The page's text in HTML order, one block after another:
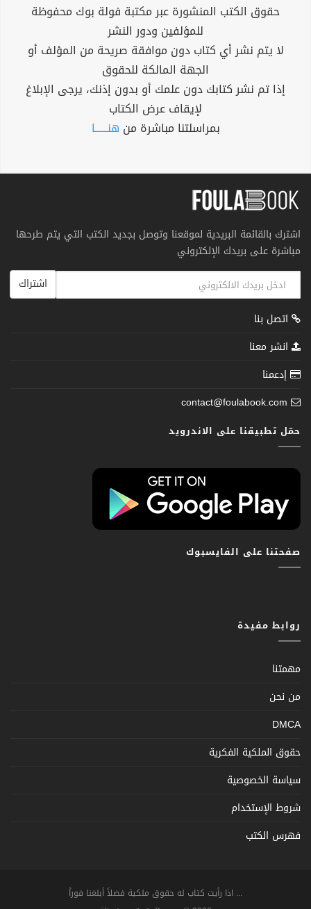
حقوق الكتب المنشورة عبر مكتبة فولة بوك محفوظة
للمؤلفين ودور النشر
لا يتم نشر أي كتاب دون موافقة صريحة من المؤلف أو
الجهة المالكة للحقوق
إذا تم نشر كتابك دون علمك أو بدون إذنك، يرجى الإبلاغ
لإيقاف عرض الكتاب
بمراسلتنا مباشرة من هنــــــا
اشترك بالقائمة البريدية لموقعنا وتوصل بجديد الكتب التي يتم طرحها
مباشرة على بريدك الإلكتروني
اشتراك
اتصل بنا
انشر معنا
إدعمنا
contact@foulabook.com
حمّل تطبيقنا على الاندرويد
صفحتنا على الفايسبوك
روابط مفيدة
مهمتنا
من نحن
DMCA
حقوق الملكية الفكرية
سياسة الخصوصية
شروط الإستخدام
فهرس الكتب
... اذا رأيت كتاب له حقوق ملكية فضلاً أبلغنا فوراً